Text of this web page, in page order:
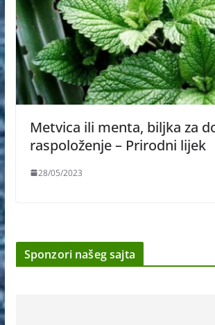
Metvica ili menta, biljka za
raspoloženje – Prirodni lijek
28/05/2023
Sponzori našeg sajta